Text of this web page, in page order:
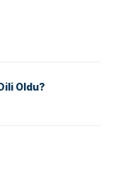
Oldu?